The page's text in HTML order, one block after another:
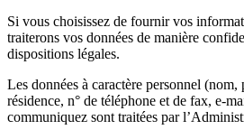
Si vous choisissez de fournir vos
traiterons vos données de manière
dispositions légales.
Les données à caractère personnel
résidence, n° de téléphone et de fax, e-
communiquez sont traitées par